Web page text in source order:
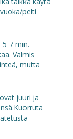
pelti
5-7 min.
Valmis
mutta
juuri ja